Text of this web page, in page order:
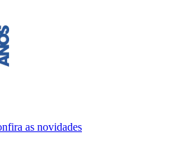
as novidades